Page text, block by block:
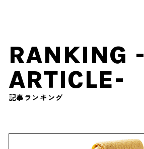
RANKING -
ARTICLE-
記事ランキング